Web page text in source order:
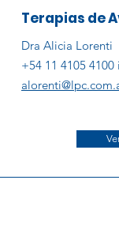
Terapias de
Dra Alicia Lorenti
+54 11 4105 4100